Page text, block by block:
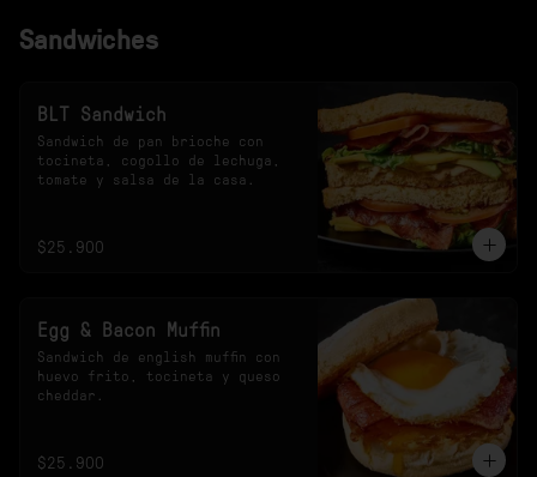
Sandwiches
BLT Sandwich
Sandwich de pan brioche con
tocineta, cogollo de lechuga,
tomate y salsa de la casa.
$25.900
Egg & Bacon Muffin
Sandwich de english muffin con
huevo frito, tocineta y queso
cheddar.
$25.900